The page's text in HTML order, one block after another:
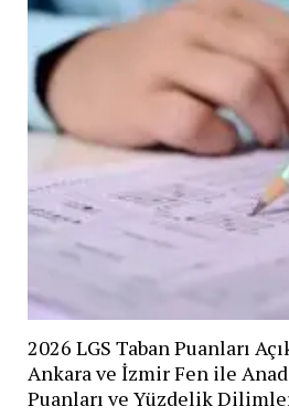
2026 LGS Taban Puanları
Ankara ve İzmir Fen ile
Puanları ve Yüzdelik